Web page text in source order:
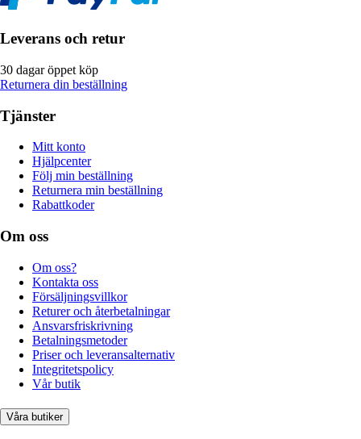
Leverans och retur
30 dagar öppet köp
Returnera din beställning
Tjänster
Mitt konto
Hjälpcenter
Följ min beställning
Returnera min beställning
Rabattkoder
Om oss
Om oss?
Kontakta oss
Försäljningsvillkor
Returer och återbetalningar
Ansvarsfriskrivning
Betalningsmetoder
Priser och leveransalternativ
Integritetspolicy
Vår butik
Våra butiker